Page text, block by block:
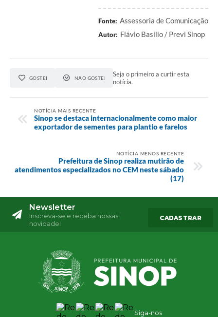
Fonte: Assessoria de Comunicação
Autor: Flávio Basilio / Previ Sinop
GOSTEI NÃO GOSTEI
Seja o primeiro a curtir esta
notícia.
NOTÍCIA MAIS RECENTE
Sinop se destaca internacionalmente como maior
exportador de sementes para plantio e farelos
NOTÍCIA MENOS RECENTE
Prefeitura de Sinop realiza mutirão de
atendimentos especializados no CEM neste sábado
(17)
Newsletter
Inscreva-se e receba nossas
novidade!
CADASTRAR
Siga-nos